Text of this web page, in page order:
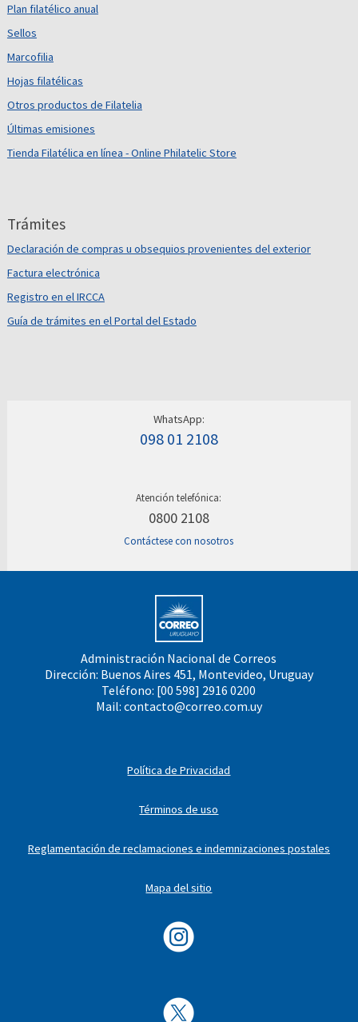
Plan filatélico anual
Sellos
Marcofilia
Hojas filatélicas
Otros productos de Filatelia
Últimas emisiones
Tienda Filatélica en línea - Online Philatelic Store
Trámites
Declaración de compras u obsequios provenientes del exterior
Factura electrónica
Registro en el IRCCA
Guía de trámites en el Portal del Estado
WhatsApp:
098 01 2108
Atención telefónica:
0800 2108
Contáctese con nosotros
Administración Nacional de Correos
Dirección: Buenos Aires 451, Montevideo, Uruguay
Teléfono: [00 598] 2916 0200
Mail: contacto@correo.com.uy
Política de Privacidad
Términos de uso
Reglamentación de reclamaciones e indemnizaciones postales
Mapa del sitio